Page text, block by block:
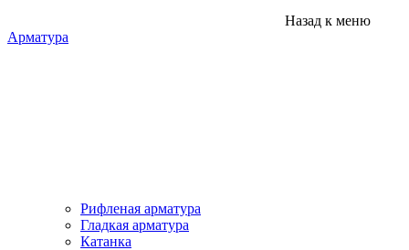
Назад к меню
Арматура
Рифленая арматура
Гладкая арматура
Катанка